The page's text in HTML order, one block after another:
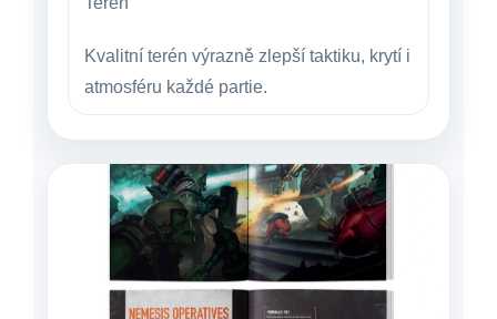
Kvalitní terén výrazně zlepší taktiku, krytí i
atmosféru každé partie.